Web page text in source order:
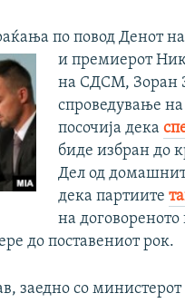
по повод Денот
и премиерот
на СДСМ, Зоран
спроведување
посочија дека
биде избран до
Дел од
дека партиите
на
до поставениот рок.
заедно со